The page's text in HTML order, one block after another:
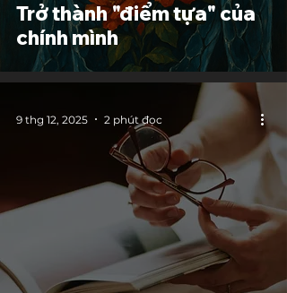
Trở thành "điểm tựa" của
chính mình
9 thg 12, 2025 2 phút đọc